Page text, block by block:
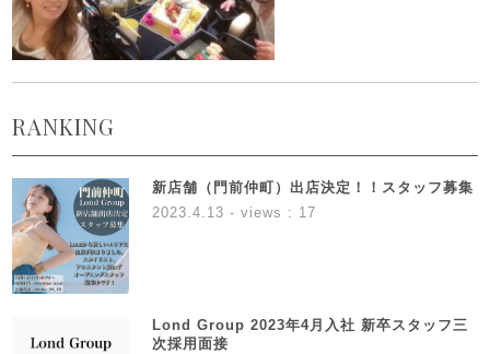
RANKING
新店舗（門前仲町）出店決定！！スタッフ募集
2023.4.13 - views : 17
Lond Group 2023年4月入社 新卒スタッフ三
次採用面接